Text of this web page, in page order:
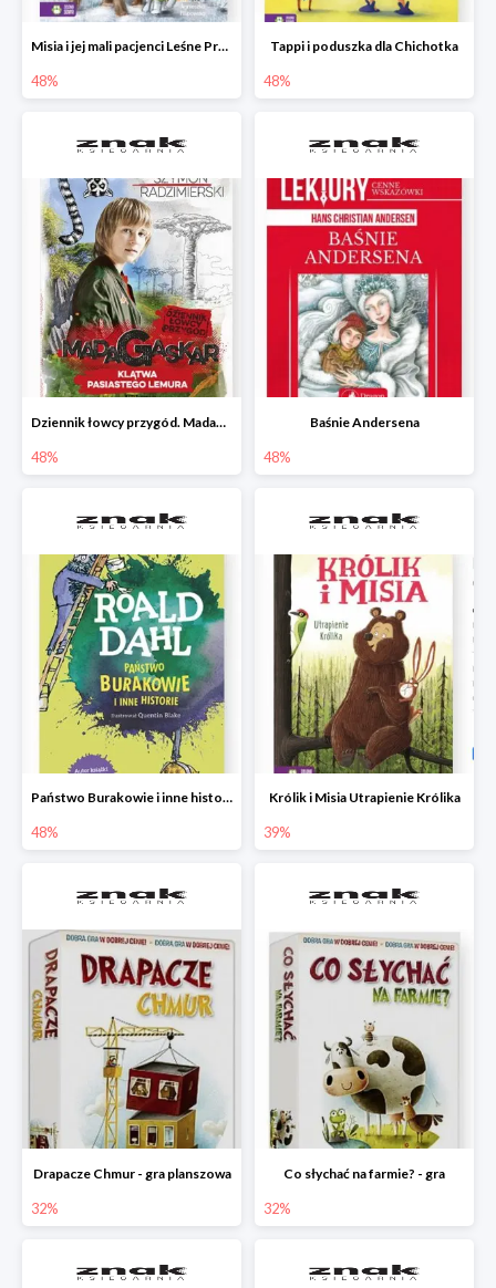
Misia i jej mali pacjenci Leśne Przytulisko
48%
Tappi i poduszka dla Chichotka
48%
Dziennik łowcy przygód. Madagaskar. Klątwa pasiastego lemura
48%
Baśnie Andersena
48%
Państwo Burakowie i inne historie
48%
Królik i Misia Utrapienie Królika
39%
Drapacze Chmur - gra planszowa
32%
Co słychać na farmie? - gra
32%